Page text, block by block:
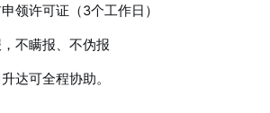
领许可证（3个工作日）
，不瞒报、不伪报
达可全程协助。